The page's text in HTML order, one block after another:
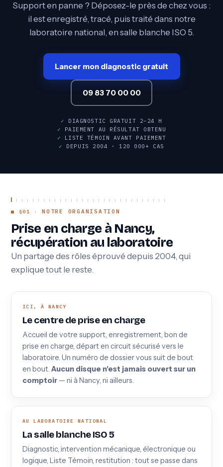
Support en panne ? Déposez-le près de chez vous :
il est enregistré, tracé, puis traité dans notre
laboratoire national, en salle blanche ISO 5.
Lancer mon diagnostic gratuit
09 83 70 00 00
✓
DIAGNOSTIC GRATUIT 2–24 H
✓ PAIEMENT AU RÉSULTAT OBTENU
✓ LISTE TÉMOIN AVANT PAIEMENT
✓
DEPUIS 2004 · 120 000+ CAS
NOTRE ORGANISATION
Prise en charge à Nancy,
récupération au laboratoire
Un partage des rôles éprouvé depuis 2004, qui
explique tout le reste.
ICI, À NANCY
Le centre de prise en charge
Accueil de votre support, enregistrement, bon de
prise en charge, départ en circuit sécurisé vers le
laboratoire. Un numéro de dossier vous suit de bout
en bout. Aucun disque n'est jamais ouvert sur un
comptoir — ni à Nancy, ni ailleurs.
AU LABORATOIRE NATIONAL
La salle blanche ISO 5
Diagnostic, intervention mécanique, électronique ou
logique, Liste Témoin, restitution : tout se passe dans